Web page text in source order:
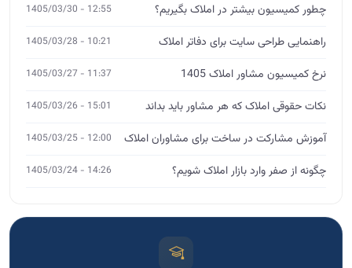
چطور کمیسیون بیشتر در املاک بگیریم؟ 12:55 - 1405/03/30
راهنمایی طراحی سایت برای دفاتر املاک 10:21 - 1405/03/28
نرخ کمیسیون مشاور املاک 1405 11:37 - 1405/03/27
نکات حقوقی املاک که هر مشاور باید بداند 15:01 - 1405/03/26
آموزش مشارکت در ساخت برای مشاوران املاک 12:00 - 1405/03/25
چگونه از صفر وارد بازار املاک شویم؟ 14:26 - 1405/03/24